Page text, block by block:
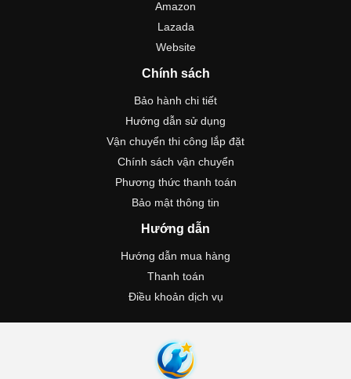
Amazon
Lazada
Website
Chính sách
Bảo hành chi tiết
Hướng dẫn sử dụng
Vận chuyển thi công lắp đặt
Chính sách vận chuyển
Phương thức thanh toán
Bảo mật thông tin
Hướng dẫn
Hướng dẫn mua hàng
Thanh toán
Điều khoản dịch vụ